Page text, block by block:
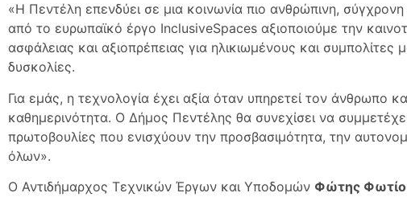
«Η Πεντέλη επενδύει σε μια κοινωνία πιο ανθρώπινη,
από το ευρωπαϊκό έργο InclusiveSpaces αξιοποιούμε την
ασφάλειας και αξιοπρέπειας για ηλικιωμένους και συμπολίτες
δυσκολίες.
Για εμάς, η τεχνολογία έχει αξία όταν υπηρετεί τον άνθρωπο
καθημερινότητα. Ο Δήμος Πεντέλης θα συνεχίσει να
πρωτοβουλίες που ενισχύουν την προσβασιμότητα, την
όλων».
Ο Αντιδήμαρχος Τεχνικών Έργων και Υποδομών Φώτης